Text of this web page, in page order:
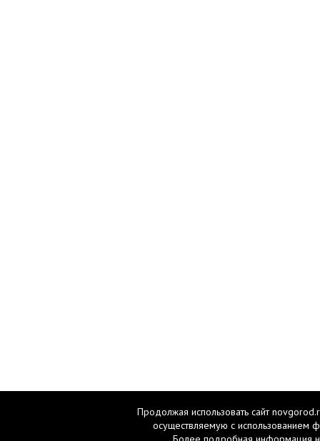
Продолжая использовать сайт
осуществляемую с использованием